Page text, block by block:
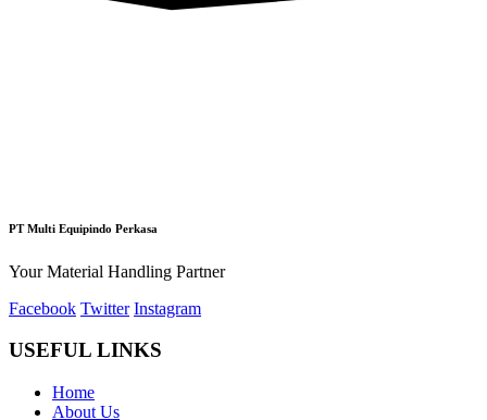
PT Multi Equipindo Perkasa
Your Material Handling Partner
Facebook Twitter Instagram
USEFUL LINKS
Home
About Us